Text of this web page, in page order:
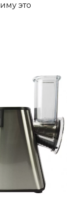
это